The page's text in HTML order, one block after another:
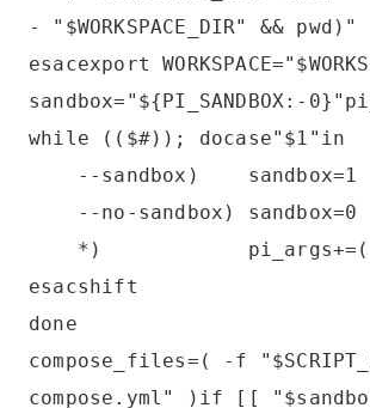
- "$WORKSPACE_DIR" &&
esacexport
sandbox="${PI_SANDBOX:-
while (($#)); docase"$1"in
--sandbox) sandbox=1
--no-sandbox) sandbox=0
*)
esacshift
done
compose_files=( -f
compose.yml" )if [[